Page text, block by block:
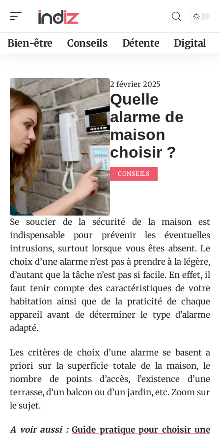
Bien-être Conseils Détente Digital
2 février 2025
Quelle
alarme de
maison
choisir ?
CONSEILS
Se soucier de la sécurité de la maison est
indispensable pour prévenir les éventuelles
intrusions, surtout lorsque vous êtes absent. Le
choix d’une alarme n’est pas à prendre à la légère,
d’autant que la tâche n’est pas si facile. En effet, il
faut tenir compte des caractéristiques de votre
habitation ainsi que de la praticité de chaque
appareil avant de déterminer le type d’alarme
adapté.
Les critères de choix d’une alarme se basent a
priori sur la superficie totale de la maison, le
nombre de points d’accès, l’existence d’une
terrasse, d’un balcon ou d’un jardin, etc. Zoom sur
le sujet.
A voir aussi : Guide pratique pour choisir une